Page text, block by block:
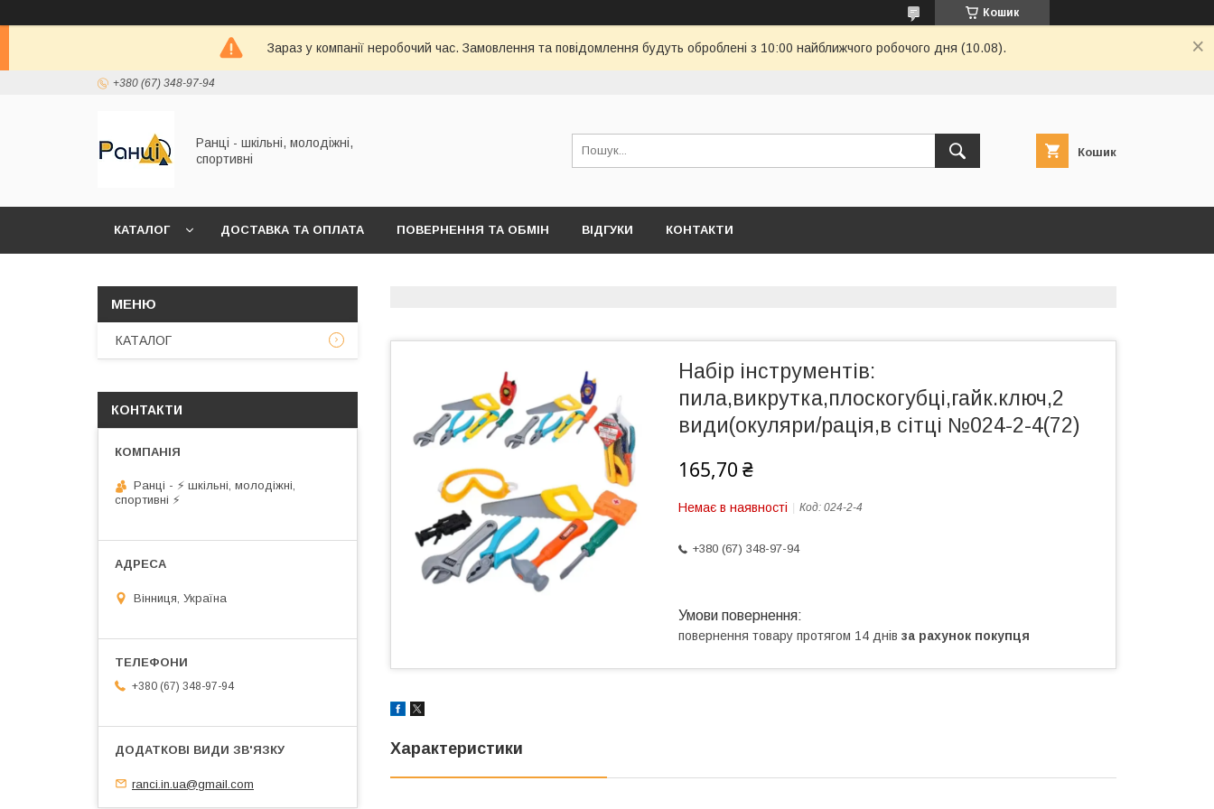
Кошик
Зараз у компанії неробочий час. Замовлення та повідомлення будуть оброблені з 10:00 найближчого робочого дня (10.08).
+380 (67) 348-97-94
Ранці - шкільні, молодіжні,
спортивні
Кошик
КАТАЛОГ ДОСТАВКА ТА ОПЛАТА ПОВЕРНЕННЯ ТА ОБМІН ВІДГУКИ КОНТАКТИ
Набір інструментів:
пила,викрутка,плоскогубці,гайк.ключ,2
види(окуляри/рація,в сітці №024-2-4(72)
165,70 ₴
Немає в наявності Код: 024-2-4
+380 (67) 348-97-94
повернення товару протягом 14 днів за рахунок покупця
Характеристики
КАТАЛОГ
КОНТАКТИ
Ранці - ⚡ шкільні, молодіжні,
спортивні ⚡
Вінниця, Україна
+380 (67) 348-97-94
ranci.in.ua@gmail.com